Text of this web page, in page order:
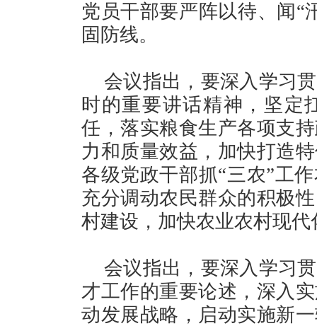
党员干部要严阵以待、闻“
固防线。
会议指出，要深入学习
时的重要讲话精神，坚定
任，落实粮食生产各项支
力和质量效益，加快打造
各级党政干部抓“三农”工
充分调动农民群众的积极
村建设，加快农业农村现代
会议指出，要深入学习
才工作的重要论述，深入
动发展战略，启动实施新